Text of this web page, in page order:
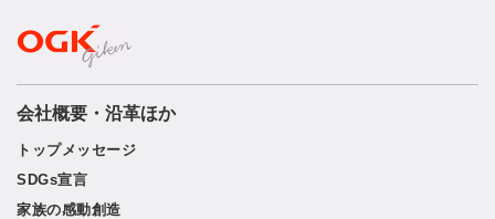
会社概要・沿革ほか
トップメッセージ
SDGs宣言
家族の感動創造